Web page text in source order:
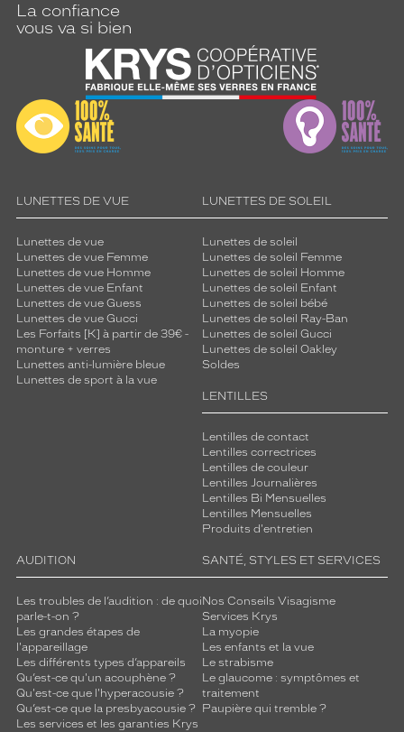
La confiance
vous va si bien
LUNETTES DE VUE
Lunettes de vue
Lunettes de vue Femme
Lunettes de vue Homme
Lunettes de vue Enfant
Lunettes de vue Guess
Lunettes de vue Gucci
Les Forfaits [K] à partir de 39€ -
monture + verres
Lunettes anti-lumière bleue
Lunettes de sport à la vue
LUNETTES DE SOLEIL
Lunettes de soleil
Lunettes de soleil Femme
Lunettes de soleil Homme
Lunettes de soleil Enfant
Lunettes de soleil bébé
Lunettes de soleil Ray-Ban
Lunettes de soleil Gucci
Lunettes de soleil Oakley
Soldes
LENTILLES
Lentilles de contact
Lentilles correctrices
Lentilles de couleur
Lentilles Journalières
Lentilles Bi Mensuelles
Lentilles Mensuelles
Produits d'entretien
AUDITION
Les troubles de l’audition : de quoi
parle-t-on ?
Les grandes étapes de
l'appareillage
Les différents types d’appareils
Qu’est-ce qu'un acouphène ?
Qu'est-ce que l'hyperacousie ?
Qu’est-ce que la presbyacousie ?
Les services et les garanties Krys
SANTÉ, STYLES ET SERVICES
Nos Conseils Visagisme
Services Krys
La myopie
Les enfants et la vue
Le strabisme
Le glaucome : symptômes et
traitement
Paupière qui tremble ?